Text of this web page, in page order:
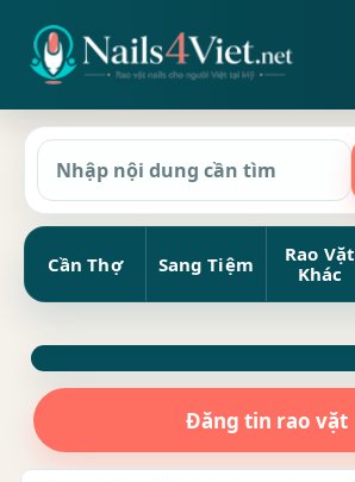
Cần Thợ Sang Tiệm
Rao Vặt
Khác
Đăng tin rao vặt